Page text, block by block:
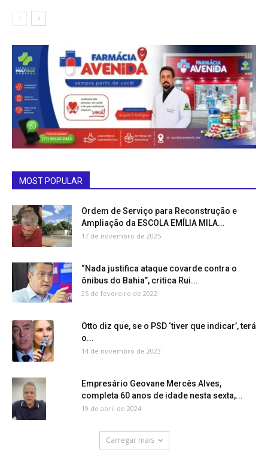
MOST POPULAR
Ordem de Serviço para Reconstrução e
Ampliação da ESCOLA EMÍLIA MILA...
17 de novembro de 2025
“Nada justifica ataque covarde contra o
ônibus do Bahia”, critica Rui...
25 de fevereiro de 2022
Otto diz que, se o PSD ‘tiver que indicar’, terá
o...
14 de novembro de 2023
Empresário Geovane Mercês Alves,
completa 60 anos de idade nesta sexta,...
19 de abril de 2024
Carregar mais